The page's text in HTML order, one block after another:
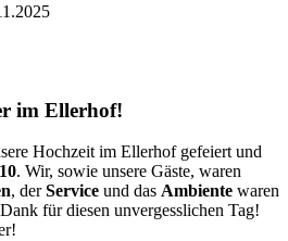
im Ellerhof!
Hochzeit im Ellerhof gefeiert und
. Wir, sowie unsere Gäste, waren
, derService und das Ambiente waren
für diesen unvergesslichen Tag!